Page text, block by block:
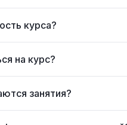
курса?
на курс?
занятия?